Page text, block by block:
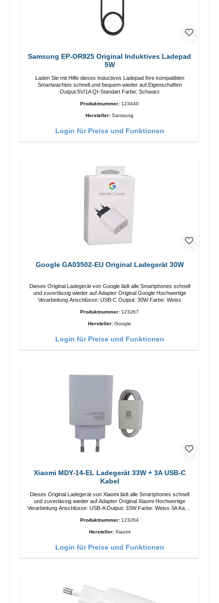
Samsung EP-OR825 Original Induktives Ladepad
5W
Laden Sie mit Hilfe dieses Inductives Ladepad Ihre kompatiblen
Smartwachtes schnell und bequem wieder auf.Eigenschaften
Output:5V/1A QI-Standart Farbe: Schwarz
Produktnummer: 123440
Hersteller: Samsung
Login für Preise und Funktionen
Google GA03502-EU Original Ladegerät 30W
Dieses Original Ladegerät von Google lädt alle Smartphones schnell
und zuverlässig wieder auf.Adapter Original Google Hochwertige
Verarbeitung Anschlüsse: USB-C Output: 30W Farbe: Weiss
Produktnummer: 123267
Hersteller: Google
Login für Preise und Funktionen
Xiaomi MDY-14-EL Ladegerät 33W + 3A USB-C
Kabel
Dieses Original Ladegerät von Xiaomi lädt alle Smartphones schnell
und zuverlässig wieder auf.Adapter Original Xiaomi Hochwertige
Verarbeitung Anschlüsse: USB-A Output: 33W Farbe: Weiss 3A Kabel
Produktnummer: 123264
Hersteller: Xiaomi
Login für Preise und Funktionen